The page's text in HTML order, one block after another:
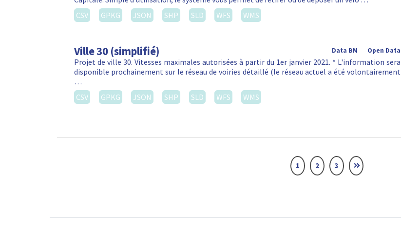
CSV
GPKG JSON SHP SLD WFS WMS
Ville 30 (simplifié) Open Data
Data BM
Projet de ville 30. Vitesses maximales autorisées à partir du 1er janvier 2021. * L'information sera
disponible prochainement sur le réseau de voiries détaillé (le réseau actuel a été volontairement
…
CSV
GPKG JSON SHP SLD WFS WMS
1 2 3